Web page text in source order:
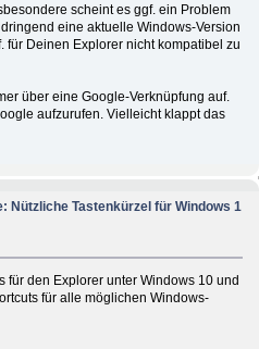
scheint es ggf. ein Problem
eine aktuelle Windows-Version
Deinen Explorer nicht kompatibel zu
über eine Google-Verknüpfung auf.
aufzurufen. Vielleicht klappt das
Nützliche Tastenkürzel für Windows 1
den Explorer unter Windows 10 und
für alle möglichen Windows-